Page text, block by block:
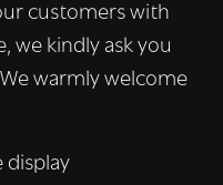
customers with
we kindly ask you
warmly welcome
display
van onze site
met andere
verstrekt of